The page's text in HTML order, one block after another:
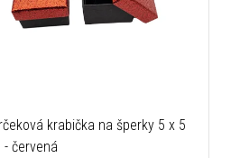
krabička na šperky 5 x 5
- červená